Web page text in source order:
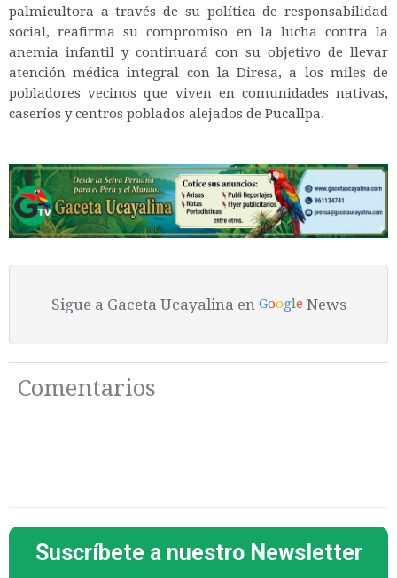
palmicultora a través de su política de responsabilidad
social, reafirma su compromiso en la lucha contra la
anemia infantil y continuará con su objetivo de llevar
atención médica integral con la Diresa, a los miles de
pobladores vecinos que viven en comunidades nativas,
caseríos y centros poblados alejados de Pucallpa.
Sigue a Gaceta Ucayalina en Google News
Comentarios
Suscríbete a nuestro Newsletter